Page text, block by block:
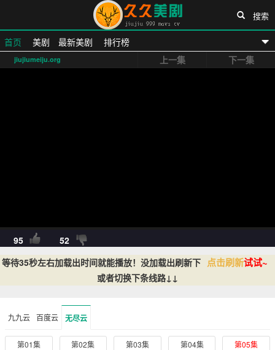
久久美剧网
首页 美剧 最新美剧 排行榜
搜索
jiujiumeiju.org 上一集 下一集
95 52
等待35秒左右加载出时间就能播放！没加载出刷新下 点击刷新试试~
或者切换下条线路↓↓
九九云 百度云 无尽云
第01集 第02集 第03集 第04集 第05集